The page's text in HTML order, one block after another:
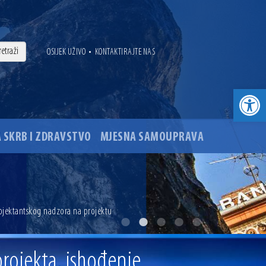
OSIJEK UŽIVO • KONTAKTIRAJTE NAS
SKRB I ZDRAVSTVO MJESNA SAMOUPRAVA
glavnog osječkog Trga Ante Starčevića
nadzora na projektu